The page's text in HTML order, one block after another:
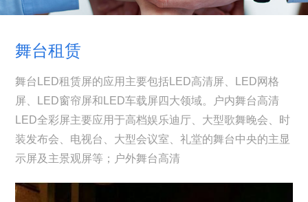
舞台租赁
舞台LED租赁屏的应用主要包括LED高清屏、LED网格
屏、LED窗帘屏和LED车载屏四大领域。户内舞台高清
LED全彩屏主要应用于高档娱乐迪厅、大型歌舞晚会、时
装发布会、电视台、大型会议室、礼堂的舞台中央的主显
示屏及主景观屏等；户外舞台高清